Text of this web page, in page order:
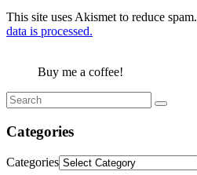
This site uses Akismet to reduce spam.
data is processed.
Buy me a coffee!
Categories
Categories